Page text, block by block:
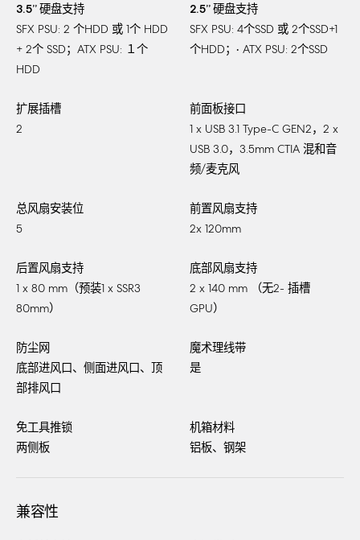
3.5” 硬盘支持
SFX PSU: 2 个HDD 或 1个 HDD
+ 2个 SSD；ATX PSU: １个
HDD
2.5” 硬盘支持
SFX PSU: 4个SSD 或 2个SSD+1
个HDD；• ATX PSU: 2个SSD
扩展插槽
2
前面板接口
1 x USB 3.1 Type-C GEN2，2 x
USB 3.0，3.5mm CTIA 混和音
频/麦克风
总风扇安装位
5
前置风扇支持
2x 120mm
后置风扇支持
1 x 80 mm（预装1 x SSR3
80mm）
底部风扇支持
2 x 140 mm （无2- 插槽
GPU）
防尘网
底部进风口、侧面进风口、顶
部排风口
魔术理线带
是
免工具推锁
两侧板
机箱材料
铝板、钢架
兼容性